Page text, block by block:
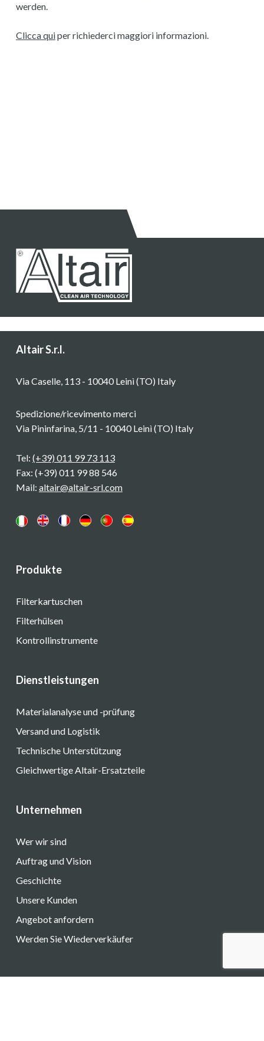
werden.
Clicca quiper richiederci maggiori informazioni.
Altair S.r.l.
Via Caselle, 113 - 10040 Leinì (TO) Italy
Spedizione/ricevimento merci
Via Pininfarina, 5/11 - 10040 Leinì (TO) Italy
Tel: (+39) 011 99 73 113
Fax: (+39) 011 99 88 546
Mail: altair@altair-srl.com
Produkte
Filterkartuschen
Filterhülsen
Kontrollinstrumente
Dienstleistungen
Materialanalyse und -prüfung
Versand und Logistik
Technische Unterstützung
Gleichwertige Altair-Ersatzteile
Unternehmen
Wer wir sind
Auftrag und Vision
Geschichte
Unsere Kunden
Angebot anfordern
Werden Sie Wiederverkäufer